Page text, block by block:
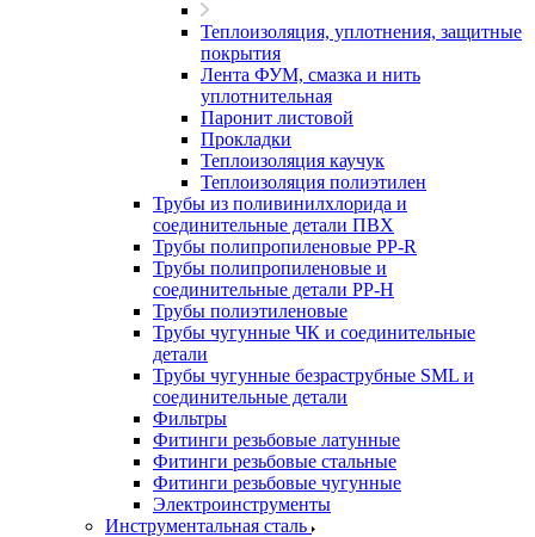
Теплоизоляция, уплотнения, защитные
покрытия
Лента ФУМ, смазка и нить
уплотнительная
Паронит листовой
Прокладки
Теплоизоляция каучук
Теплоизоляция полиэтилен
Трубы из поливинилхлорида и
соединительные детали ПВХ
Трубы полипропиленовые PP-R
Трубы полипропиленовые и
соединительные детали PP-H
Трубы полиэтиленовые
Трубы чугунные ЧК и соединительные
детали
Трубы чугунные безраструбные SML и
соединительные детали
Фильтры
Фитинги резьбовые латунные
Фитинги резьбовые стальные
Фитинги резьбовые чугунные
Электроинструменты
Инструментальная сталь